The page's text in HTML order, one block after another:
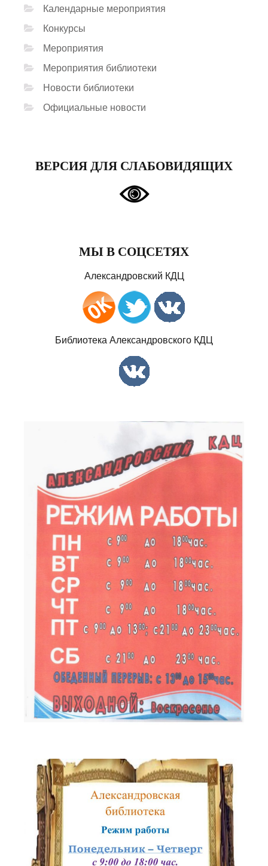
Календарные мероприятия
Конкурсы
Мероприятия
Мероприятия библиотеки
Новости библиотеки
Официальные новости
ВЕРСИЯ ДЛЯ СЛАБОВИДЯЩИХ
МЫ В СОЦСЕТЯХ
Александровский КДЦ
Библиотека Александровского КДЦ